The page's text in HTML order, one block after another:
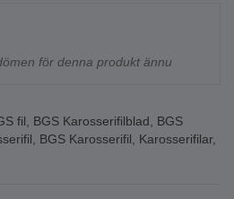
för denna produkt ännu
fil, BGS Karosserifilblad, BGS
, BGS Karosserifil, Karosserifilar,